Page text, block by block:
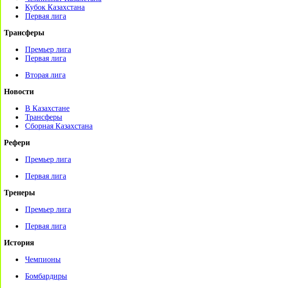
Кубок Казахстана
Первая лига
Трансферы
Премьер лига
Первая лига
Вторая лига
Новости
В Казахстане
Трансферы
Сборная Казахстана
Рефери
Премьер лига
Первая лига
Тренеры
Премьер лига
Первая лига
История
Чемпионы
Бомбардиры